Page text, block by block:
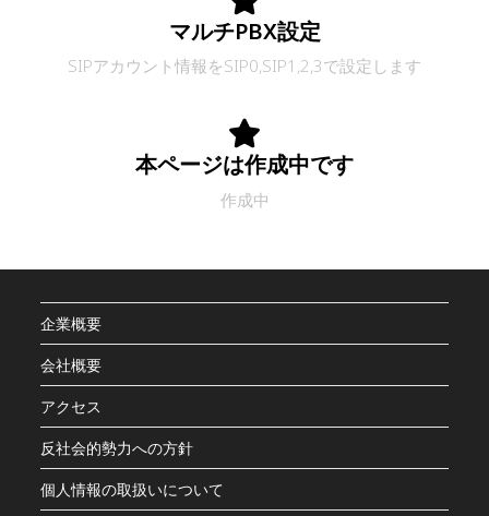
マルチPBX設定
SIPアカウント情報をSIP0,SIP1,2,3で設定します
本ページは作成中です
作成中
企業概要
会社概要
アクセス
反社会的勢力への方針
個人情報の取扱いについて